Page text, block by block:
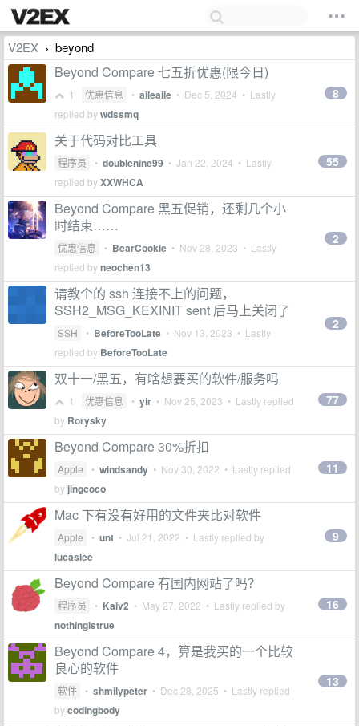
V2EX › beyond
Beyond Compare 七五折优惠(限今日)
1 优惠信息 • aileaile • Dec 5, 2024 • Lastly
replied bywdssmq
8
关于代码对比工具
程序员 • doublenine99 • Jan 22, 2024 • Lastly
replied byXXWHCA
55
Beyond Compare 黑五促销，还剩几个小
时结束……
优惠信息 • BearCookie • Nov 28, 2023 • Lastly
replied byneochen13
2
请教个的 ssh 连接不上的问题，
SSH2_MSG_KEXINIT sent 后马上关闭了
SSH • BeforeTooLate • Nov 13, 2023 • Lastly
replied by BeforeTooLate
2
双十一/黑五，有啥想要买的软件/服务吗
1 优惠信息 • yir • Nov 25, 2023 • Lastly replied
by Rorysky
77
Beyond Compare 30%折扣
Apple • windsandy • Nov 30, 2022 • Lastly replied
by jingcoco
11
Mac 下有没有好用的文件夹比对软件
Apple • unt • Jul 21, 2022 • Lastly replied by
lucaslee
9
Beyond Compare 有国内网站了吗？
程序员 • Kaiv2 • May 27, 2022 • Lastly replied by
nothingistrue
16
Beyond Compare 4，算是我买的一个比较
良心的软件
软件 • shmilypeter • Dec 28, 2025 • Lastly replied
bycodingbody
13